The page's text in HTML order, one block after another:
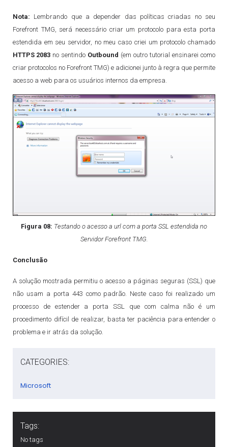
Nota: Lembrando que a depender das políticas criadas no seu
Forefront TMG, será necessário criar um protocolo para esta porta
estendida em seu servidor, no meu caso criei um protocolo chamado
HTTPS 2083 no sentindo Outbound (em outro tutorial ensinarei como
criar protocolos no Forefront TMG) e adicionei junto à regra que permite
acesso a web para os usuários internos da empresa.
Figura 08: Testando o acesso a url com a porta SSL estendida no
Servidor Forefront TMG.
Conclusão
A solução mostrada permitiu o acesso a páginas seguras (SSL) que
não usam a porta 443 como padrão. Neste caso foi realizado um
processo de estender a porta SSL que com calma não é um
procedimento difícil de realizar, basta ter paciência para entender o
problema e ir atrás da solução.
CATEGORIES:
Microsoft
Tags:
No tags